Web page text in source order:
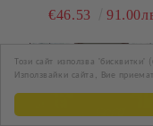
Този сайт използва
Използвайки сайта, Вие
ПТИЧКИ В
4 ЧАСТИ,
€46.53